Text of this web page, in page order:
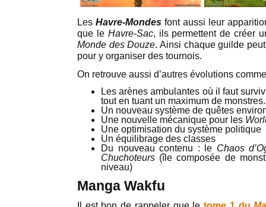
Les Havre-Mondesfont aussi leur
que le Havre-Sac, ils permettent de créer
Monde des Douze. Ainsi chaque guilde
pour y organiser des tournois.
On retrouve aussi d’autres évolutions
Les arènes ambulantes où il faut
tout en tuant un maximum de monstres.
Un nouveau système de quêtes
Une nouvelle mécanique pour les
Une optimisation du système politique
Un équilibrage des classes
Du nouveau contenu : le Chaos
Chuchoteurs (île composée de
niveau)
Manga Wakfu